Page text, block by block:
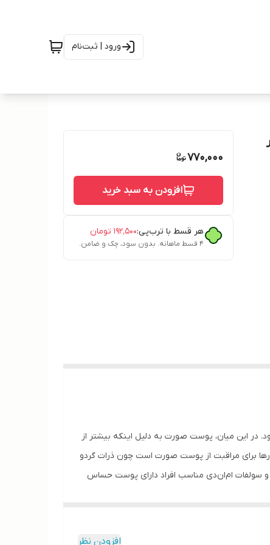
ورود | ثبت‌نام
770,000
افزودن به سبد خرید
هر قسط با ترب‌پی:۱۹۲٬۵۰۰ تومان
۴ قسط ماهانه. بدون سود، چک و ضامن.
در این میان، پوست صورت به دلیل اینکه بیشتر از
برای مراقبت از پوست صورت است چون ذرات گردو
و سولفات ام‌ان‌دی مناسب افراد دارای پوست حساس
افزودن نظر